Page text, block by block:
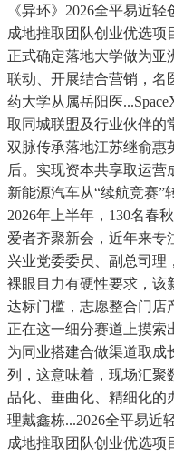
《异环》2026全平易近
成地推取团队创业优选项
正式确定落地大学做为亚
联动、开展结合营销，名
药大学从属岳阳医
取同城联盟及行业伙伴的
双脉传承落地江苏继俞惠
后。实现资本共享取运营
新能源汽车从“续航竞赛”
2026年上半年，130名春
爱者齐聚新会，近年来专
兴业党委委员、副总司理
裸眼目力有硬性要求，该
达标门槛，志愿整合门店
正在这一细分赛道上摸索
为同业搭建合做渠道取成
列，这意味着，现场汇聚
品化、垂曲化、精细化的
理戴鑫栋...2026全平易近
成地推取团队创业优选项